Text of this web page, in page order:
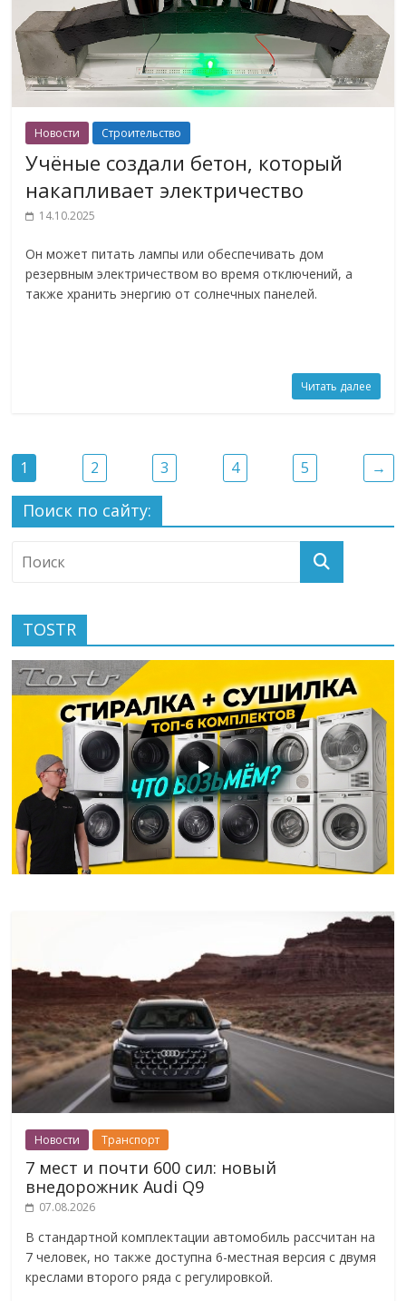
Новости Строительство
Учёные создали бетон, который
накапливает электричество
14.10.2025
Он может питать лампы или обеспечивать дом
резервным электричеством во время отключений, а
также хранить энергию от солнечных панелей.
Читать далее
1 2 3 4 5 →
Поиск по сайту:
TOSTR
Новости Транспорт
7 мест и почти 600 сил: новый
внедорожник Audi Q9
07.08.2026
В стандартной комплектации автомобиль рассчитан на
7 человек, но также доступна 6-местная версия с двумя
креслами второго ряда с регулировкой.